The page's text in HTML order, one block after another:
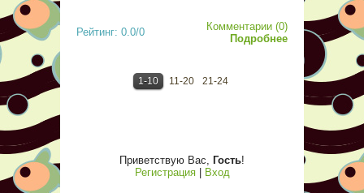
Рейтинг: 0.0/0
Комментарии (0)
Подробнее
1-10 11-20 21-24
Приветствую Вас, Гость!
Регистрация| Вход